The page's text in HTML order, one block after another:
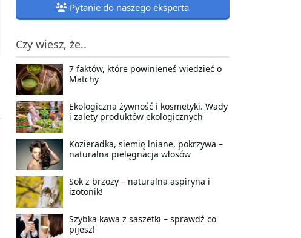
Pytanie do naszego eksperta
Czy wiesz, że..
7 faktów, które powinieneś wiedzieć o
Matchy
Ekologiczna żywność i kosmetyki. Wady
i zalety produktów ekologicznych
Kozieradka, siemię lniane, pokrzywa –
naturalna pielęgnacja włosów
Sok z brzozy – naturalna aspiryna i
izotonik!
Szybka kawa z saszetki – sprawdź co
pijesz!